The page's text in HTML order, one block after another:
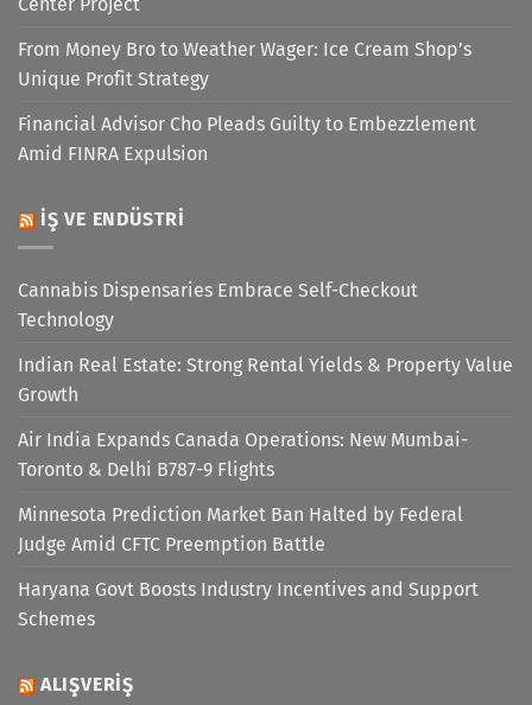
From Money Bro to Weather Wager: Ice Cream Shop’s
Unique Profit Strategy
Financial Advisor Cho Pleads Guilty to Embezzlement
Amid FINRA Expulsion
İŞ VE ENDÜSTRI
Cannabis Dispensaries Embrace Self-Checkout
Technology
Indian Real Estate: Strong Rental Yields & Property Value
Growth
Air India Expands Canada Operations: New Mumbai-
Toronto & Delhi B787-9 Flights
Minnesota Prediction Market Ban Halted by Federal
Judge Amid CFTC Preemption Battle
Haryana Govt Boosts Industry Incentives and Support
Schemes
ALIŞVERIŞ